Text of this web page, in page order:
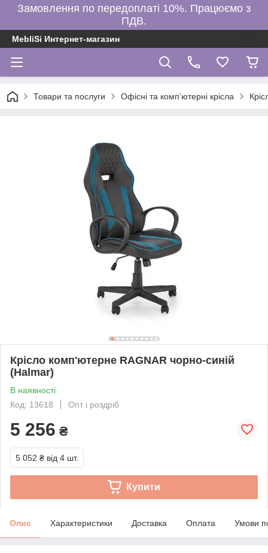
Замовлення по передоплаті 10%. Працюємо з
ПДВ.
MebliSi Интернет-магазин
Товари та послуги Офісні та комп’ютерні крісла
Крісло комп'ютерне RAGNAR чорно-синій
(Halmar)
В наявності
Код: 13618
Опт і роздріб
5 256 ₴
5 052 ₴ від 4 шт.
Купити
Опис Характеристики Доставка Оплата Умови